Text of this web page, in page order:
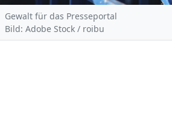
Gewalt für das Presseportal
Bild: Adobe Stock / roibu